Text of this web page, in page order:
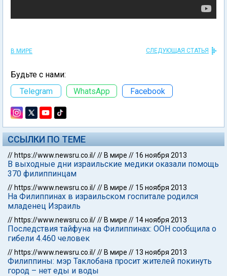
В МИРЕ СЛЕДУЮЩАЯ СТАТЬЯ
Будьте с нами:
Telegram
WhatsApp Facebook
ССЫЛКИ ПО ТЕМЕ
// https://www.newsru.co.il/// В мире // 16 ноября 2013
В выходные дни израильские медики оказали помощь
370 филиппинцам
// https://www.newsru.co.il/// В мире // 15 ноября 2013
На Филиппинах в израильском госпитале родился
младенец Израиль
// https://www.newsru.co.il/// В мире // 14 ноября 2013
Последствия тайфуна на Филиппинах: ООН сообщила о
гибели 4.460 человек
// https://www.newsru.co.il/// В мире // 13 ноября 2013
Филиппины: мэр Таклобана просит жителей покинуть
город – нет еды и воды